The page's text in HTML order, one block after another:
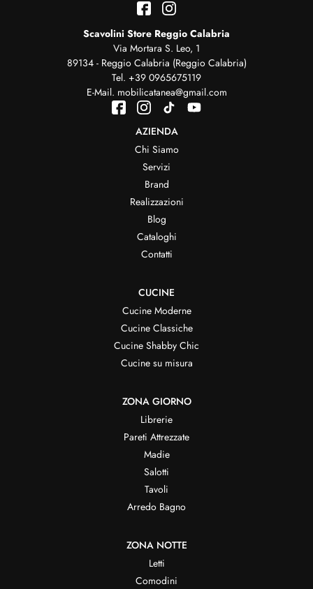
Scavolini Store Reggio Calabria
Via Mortara S. Leo, 1
89134 - Reggio Calabria (Reggio Calabria)
Tel. +39 0965675119
E-Mail. mobilicatanea@gmail.com
AZIENDA
Chi Siamo
Servizi
Brand
Realizzazioni
Blog
Cataloghi
Contatti
CUCINE
Cucine Moderne
Cucine Classiche
Cucine Shabby Chic
Cucine su misura
ZONA GIORNO
Librerie
Pareti Attrezzate
Madie
Salotti
Tavoli
Arredo Bagno
ZONA NOTTE
Letti
Comodini